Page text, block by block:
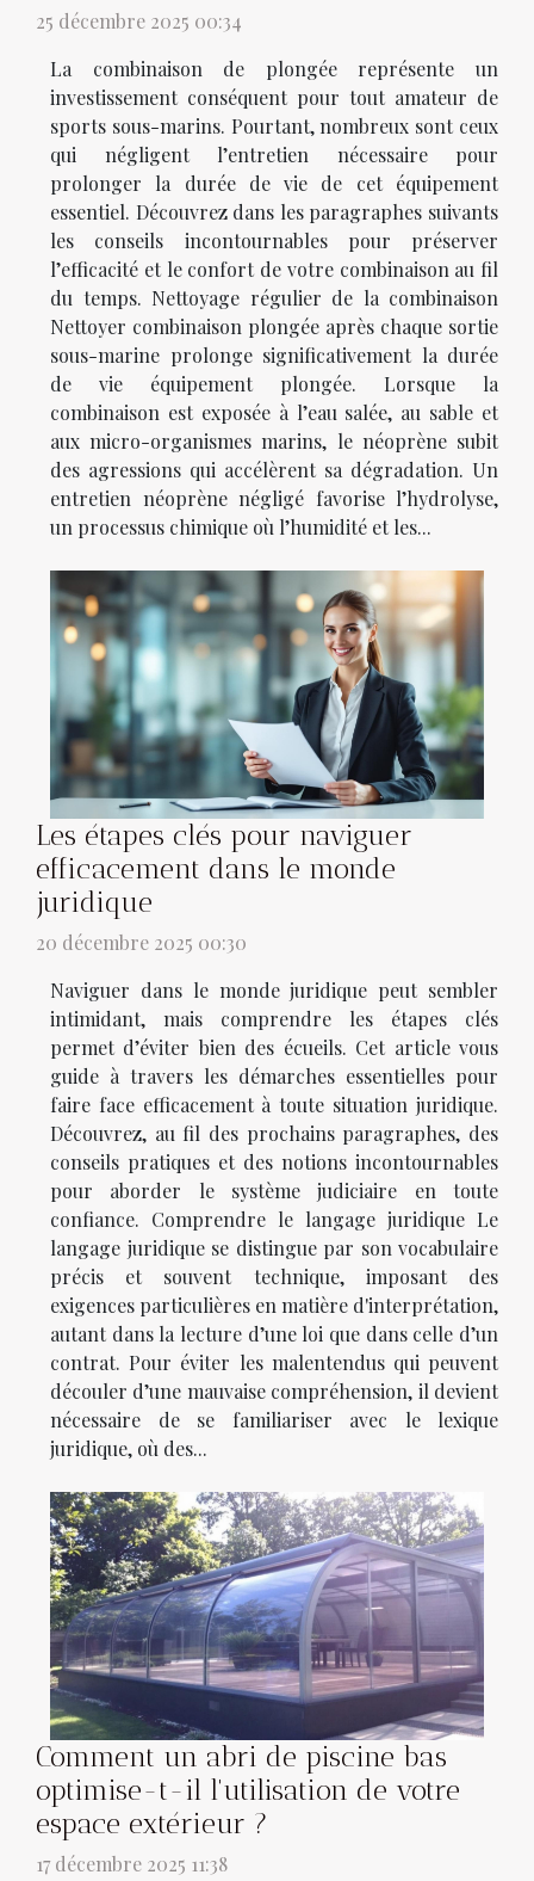
25 décembre 2025 00:34
La combinaison de plongée représente un
investissement conséquent pour tout amateur de
sports sous-marins. Pourtant, nombreux sont ceux
qui négligent l’entretien nécessaire pour
prolonger la durée de vie de cet équipement
essentiel. Découvrez dans les paragraphes suivants
les conseils incontournables pour préserver
l’efficacité et le confort de votre combinaison au fil
du temps. Nettoyage régulier de la combinaison
Nettoyer combinaison plongée après chaque sortie
sous-marine prolonge significativement la durée
de vie équipement plongée. Lorsque la
combinaison est exposée à l’eau salée, au sable et
aux micro-organismes marins, le néoprène subit
des agressions qui accélèrent sa dégradation. Un
entretien néoprène négligé favorise l’hydrolyse,
un processus chimique où l’humidité et les...
Les étapes clés pour naviguer
efficacement dans le monde
juridique
20 décembre 2025 00:30
Naviguer dans le monde juridique peut sembler
intimidant, mais comprendre les étapes clés
permet d’éviter bien des écueils. Cet article vous
guide à travers les démarches essentielles pour
faire face efficacement à toute situation juridique.
Découvrez, au fil des prochains paragraphes, des
conseils pratiques et des notions incontournables
pour aborder le système judiciaire en toute
confiance. Comprendre le langage juridique Le
langage juridique se distingue par son vocabulaire
précis et souvent technique, imposant des
exigences particulières en matière d'interprétation,
autant dans la lecture d’une loi que dans celle d’un
contrat. Pour éviter les malentendus qui peuvent
découler d’une mauvaise compréhension, il devient
nécessaire de se familiariser avec le lexique
juridique, où des...
Comment un abri de piscine bas
optimise-t-il l'utilisation de votre
espace extérieur ?
17 décembre 2025 11:38